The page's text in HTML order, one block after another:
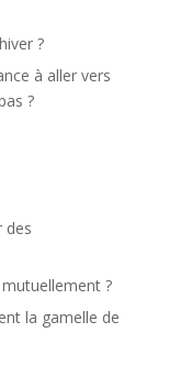
?
à aller vers
?
des
?
la gamelle de